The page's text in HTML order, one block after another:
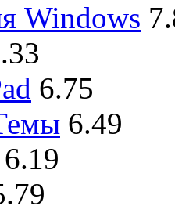
Windows
6.75
6.49
6.19